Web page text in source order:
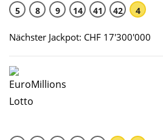
5 8 9 14 41 42 4
Nächster Jackpot: CHF 17'300'000